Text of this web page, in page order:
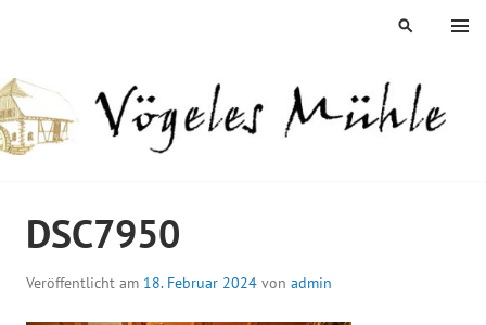
MENÜ
SUCHEN
DSC7950
Veröffentlicht am 18. Februar 2024 von admin